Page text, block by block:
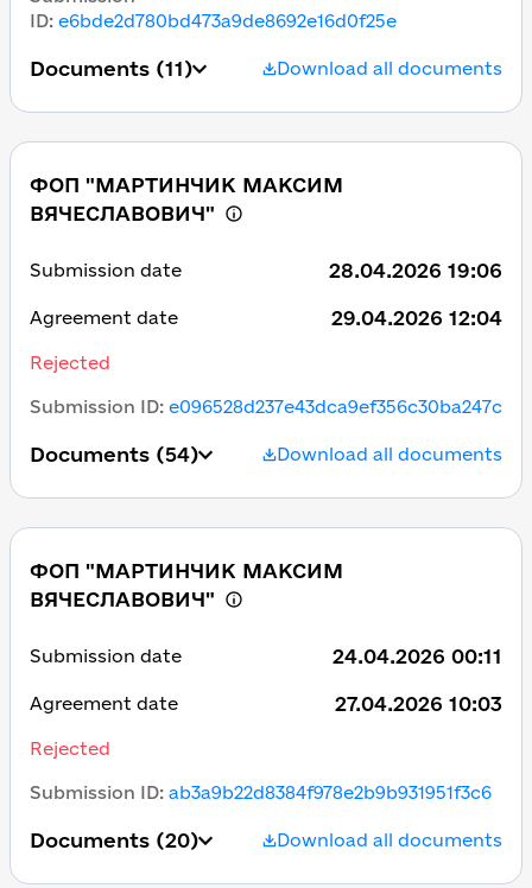
ID: e6bde2d780bd473a9de8692e16d0f25e
Documents (11) Download all documents
ФОП "МАРТИНЧИК МАКСИМ
ВЯЧЕСЛАВОВИЧ"
Submission date 28.04.2026 19:06
Agreement date 29.04.2026 12:04
Rejected
Submission ID: e096528d237e43dca9ef356c30ba247c
Documents (54) Download all documents
ФОП "МАРТИНЧИК МАКСИМ
ВЯЧЕСЛАВОВИЧ"
Submission date 24.04.2026 00:11
Agreement date 27.04.2026 10:03
Rejected
Submission ID: ab3a9b22d8384f978e2b9b931951f3c6
Documents (20) Download all documents